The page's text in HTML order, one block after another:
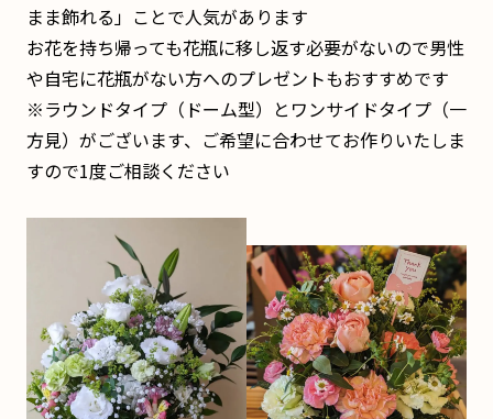
まま飾れる」ことで人気があります
お花を持ち帰っても花瓶に移し返す必要がないので男性
や自宅に花瓶がない方へのプレゼントもおすすめです
※ラウンドタイプ（ドーム型）とワンサイドタイプ（一
方見）がございます、ご希望に合わせてお作りいたしま
すので1度ご相談ください